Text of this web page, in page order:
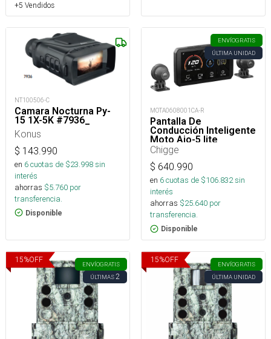
+5 Vendidos
NT100506-C
Camara Nocturna Py-
15 1X-5K #7936_
Konus
$ 143.990
en 6cuotas de $23.998sin
interés
ahorras $5.760 por
transferencia.
Disponible
ENVÍOGRATIS
ÚLTIMA UNIDAD
MOTA0608001CA-R
Pantalla De
Conducción Inteligente
Moto Aio-5 lite
Chigge
$ 640.990
en 6cuotas de $106.832sin
interés
ahorras $25.640 por
transferencia.
Disponible
15%OFF
ENVÍOGRATIS
ÚLTIMAS2
15%OFF
ENVÍOGRATIS
ÚLTIMA UNIDAD